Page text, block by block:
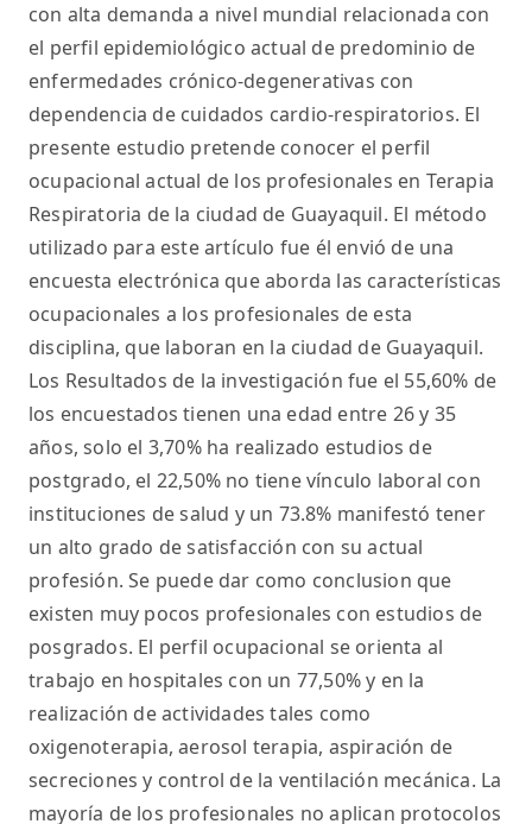
con alta demanda a nivel mundial relacionada con
el perfil epidemiológico actual de predominio de
enfermedades crónico-degenerativas con
dependencia de cuidados cardio-respiratorios. El
presente estudio pretende conocer el perfil
ocupacional actual de los profesionales en Terapia
Respiratoria de la ciudad de Guayaquil. El método
utilizado para este artículo fue él envió de una
encuesta electrónica que aborda las características
ocupacionales a los profesionales de esta
disciplina, que laboran en la ciudad de Guayaquil.
Los Resultados de la investigación fue el 55,60% de
los encuestados tienen una edad entre 26 y 35
años, solo el 3,70% ha realizado estudios de
postgrado, el 22,50% no tiene vínculo laboral con
instituciones de salud y un 73.8% manifestó tener
un alto grado de satisfacción con su actual
profesión. Se puede dar como conclusion que
existen muy pocos profesionales con estudios de
posgrados. El perfil ocupacional se orienta al
trabajo en hospitales con un 77,50% y en la
realización de actividades tales como
oxigenoterapia, aerosol terapia, aspiración de
secreciones y control de la ventilación mecánica. La
mayoría de los profesionales no aplican protocolos